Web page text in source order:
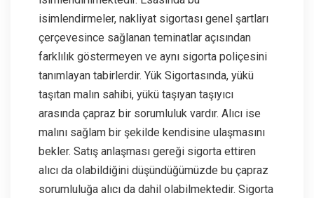
isimlendirmeler, nakliyat sigortası genel şartları
çerçevesince sağlanan teminatlar açısından
farklılık göstermeyen ve aynı sigorta poliçesini
tanımlayan tabirlerdir. Yük Sigortasında, yükü
taşıtan malın sahibi, yükü taşıyan taşıyıcı
arasında çapraz bir sorumluluk vardır. Alıcı ise
malını sağlam bir şekilde kendisine ulaşmasını
bekler. Satış anlaşması gereği sigorta ettiren
alıcı da olabildiğini düşündüğümüzde bu çapraz
sorumluluğa alıcı da dahil olabilmektedir. Sigorta